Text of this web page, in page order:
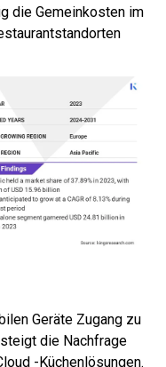
die Gemeinkosten im
Geräte Zugang zu
die Nachfrage
-Küchenlösungen.